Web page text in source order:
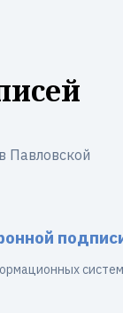
Павловской